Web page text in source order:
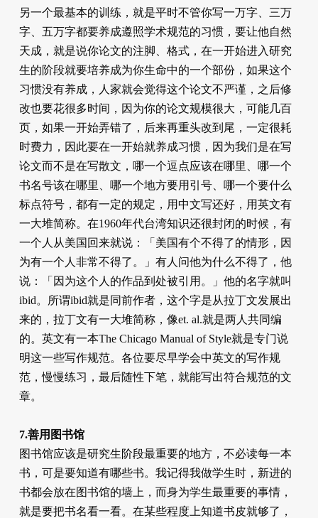
另一个最基本的训练，就是平时不管你写一万字、三万
字、五万字都要养成遵照学术规范的习惯，要让他自然
天成，就是说你论文的注脚、格式，在一开始进入研究
生的阶段就要培养成为你生命中的一个部份，如果这个
习惯没有养成，人家就会觉得这个论文不严谨，之后修
改也要花很多时间，因为你的论文规模很大，可能几百
页，如果一开始弄错了，后来再重头改到尾，一定很耗
时费力，因此要在一开始就养成习惯，因为我们是在写
论文而不是在写散文，哪一个逗点应该在哪里、哪一个
书名号该在哪里、哪一个地方要用引号、哪一个要什么
标点符号，都有一定的规定，用中文写还好，用英文有
一大堆简称。在1960年代台湾知识还很封闭的时候，有
一个人从美国回来就说：「美国有个不得了的情形，因
为有一个人非常不得了。」有人问他为什么不得了，他
说：「因为这个人的作品到处被引用。」他的名字就叫
ibid。所谓ibid就是同前作者，这个字是从拉丁文发展出
来的，拉丁文有一大堆简称，像et. al.就是两人共同编
的。英文有一本The Chicago Manual of Style就是专门说
明这一些写作规范。各位要尽早学会中英文的写作规
范，慢慢练习，最后随性下笔，就能写出符合规范的文
章。
7.善用图书馆
图书馆应该是研究生阶段最重要的地方，不必读每一本
书，可是要知道有哪些书。我记得我做学生时，新进的
书都会放在图书馆的墙上，而身为学生最重要的事情，
就是要把书名看一看。在某些程度上知道书皮就够了，